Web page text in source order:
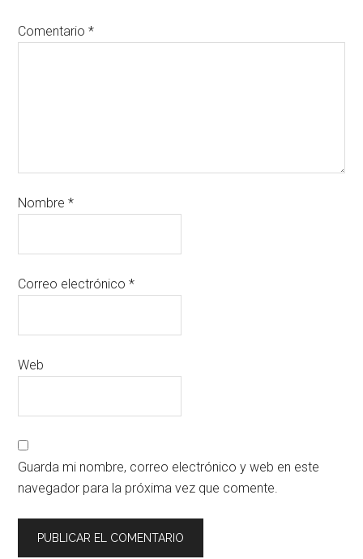
Comentario*
Nombre*
Correo electrónico*
Web
Guarda mi nombre, correo electrónico y web en este
navegador para la próxima vez que comente.